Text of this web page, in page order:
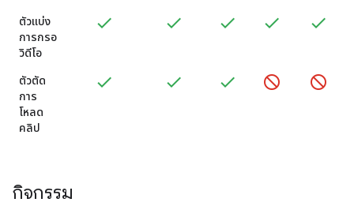
ตัวแบ่ง
การกรอ
วิดีโอ
ตัวตัด
การ
โหลด
คลิป
กิจกรรม